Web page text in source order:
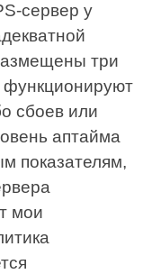
у
три
функционируют
сбоев или
аптайма
показателям,
мои